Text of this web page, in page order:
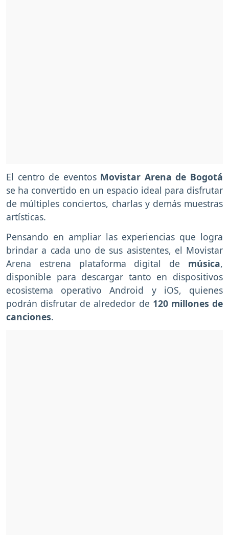
El centro de eventos Movistar Arena de Bogotá
se ha convertido en un espacio ideal para disfrutar
de múltiples conciertos, charlas y demás muestras
artísticas.
Pensando en ampliar las experiencias que logra
brindar a cada uno de sus asistentes, el Movistar
Arena estrena plataforma digital de música,
disponible para descargar tanto en dispositivos
ecosistema operativo Android y iOS, quienes
podrán disfrutar de alrededor de 120 millones de
canciones.